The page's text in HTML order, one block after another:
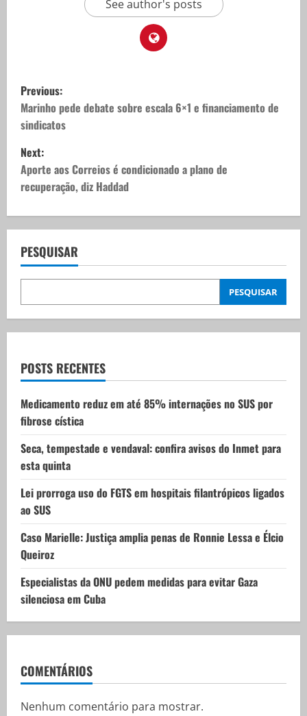
See author's posts
P
o
s
t
n
a
v
i
g
t
i
o
n
Previous:
Marinho pede debate sobre escala 6×1 e financiamento de
sindicatos
Next:
Aporte aos Correios é condicionado a plano de
recuperação, diz Haddad
PESQUISAR
PESQUISAR
POSTS RECENTES
Medicamento reduz em até 85% internações no SUS por
fibrose cística
Seca, tempestade e vendaval: confira avisos do Inmet para
esta quinta
Lei prorroga uso do FGTS em hospitais filantrópicos ligados
ao SUS
Caso Marielle: Justiça amplia penas de Ronnie Lessa e Élcio
Queiroz
Especialistas da ONU pedem medidas para evitar Gaza
silenciosa em Cuba
COMENTÁRIOS
Nenhum comentário para mostrar.